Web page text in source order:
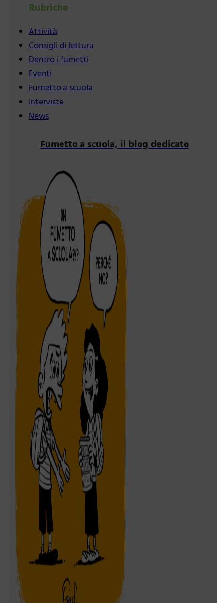
Rubriche
Attività
Consigli di lettura
Dentro i fumetti
Eventi
Fumetto a scuola
Interviste
News
Fumetto a scuola, il blog dedicato